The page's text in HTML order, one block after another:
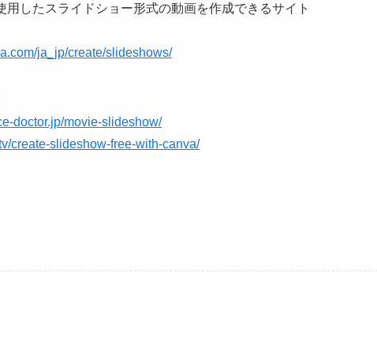
用したスライドショー形式の動画を作成できるサイト
ja_jp/create/slideshows/
doctor.jp/movie-slideshow/
create-slideshow-free-with-canva/